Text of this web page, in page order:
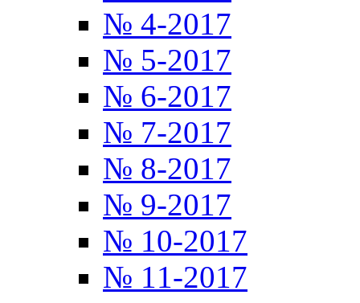
№ 4-2017
№ 5-2017
№ 6-2017
№ 7-2017
№ 8-2017
№ 9-2017
№ 10-2017
№ 11-2017